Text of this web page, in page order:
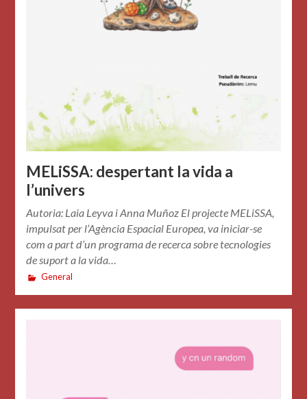
MELiSSA: despertant la vida a
l’univers
Autoria: Laia Leyva i Anna Muñoz El projecte MELiSSA,
impulsat per l’Agència Espacial Europea, va iniciar-se
com a part d’un programa de recerca sobre tecnologies
de suport a la vida…
General